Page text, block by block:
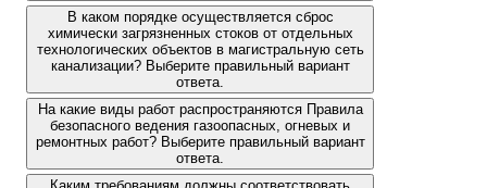
В каком порядке осуществляется сброс
химически загрязненных стоков от отдельных
технологических объектов в магистральную сеть
канализации? Выберите правильный вариант
ответа.
На какие виды работ распространяются Правила
безопасного ведения газоопасных, огневых и
ремонтных работ? Выберите правильный вариант
ответа.